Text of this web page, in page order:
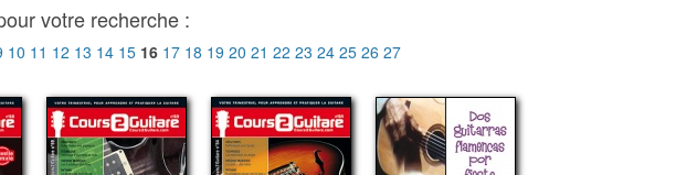
votre recherche :
10 11 12 13 14 15 16 17 18 19 20 21 22 23 24 25 26 27